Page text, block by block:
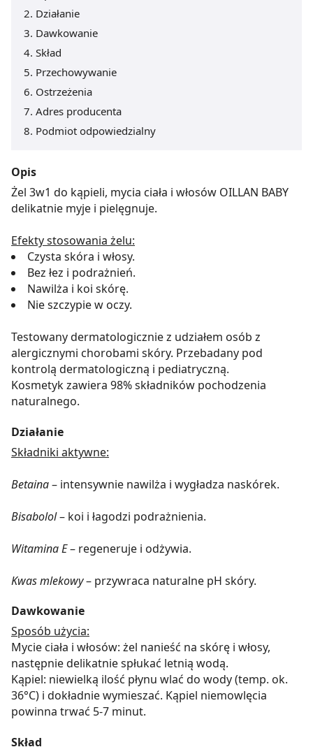
Działanie
Dawkowanie
Skład
Przechowywanie
Ostrzeżenia
Adres producenta
Podmiot odpowiedzialny
Opis
Żel 3w1 do kąpieli, mycia ciała i włosów OILLAN BABY
delikatnie myje i pielęgnuje.
Efekty stosowania żelu:
Czysta skóra i włosy.
Bez łez i podrażnień.
Nawilża i koi skórę.
Nie szczypie w oczy.
Testowany dermatologicznie z udziałem osób z
alergicznymi chorobami skóry. Przebadany pod
kontrolą dermatologiczną i pediatryczną.
Kosmetyk zawiera 98% składników pochodzenia
naturalnego.
Działanie
Składniki aktywne:
Betaina– intensywnie nawilża i wygładza naskórek.
Bisabolol– koi i łagodzi podrażnienia.
Witamina E– regeneruje i odżywia.
Kwas mlekowy– przywraca naturalne pH skóry.
Dawkowanie
Sposób użycia:
Mycie ciała i włosów: żel nanieść na skórę i włosy,
następnie delikatnie spłukać letnią wodą.
Kąpiel: niewielką ilość płynu wlać do wody (temp. ok.
36°C) i dokładnie wymieszać. Kąpiel niemowlęcia
powinna trwać 5-7 minut.
Skład